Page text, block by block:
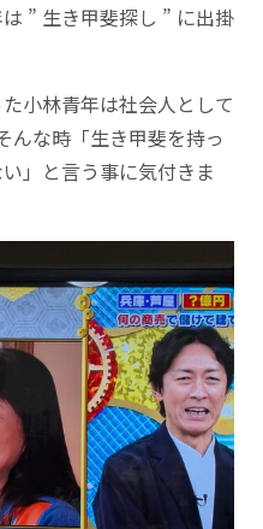
” 生き甲斐探し ” に出掛
小林青年は社会人として
んな時「生き甲斐を持っ
」と言う事に気付きま